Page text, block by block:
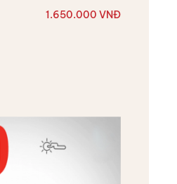
1.650.000 VNĐ